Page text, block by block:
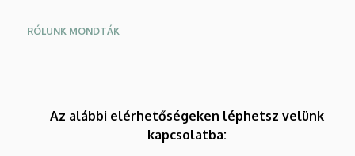
RÓLUNK MONDTÁK
Az alábbi elérhetőségeken léphetsz velünk
kapcsolatba: